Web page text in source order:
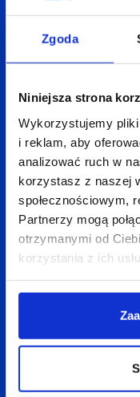
Zgoda
Niniejsza strona
Wykorzystujemy
i reklam, aby
analizować ruch w
korzystasz z naszej
społecznościowym,
Partnerzy mogą
otrzymanymi od
korzystania z ich
Zobacz
28 sierpnia 2025